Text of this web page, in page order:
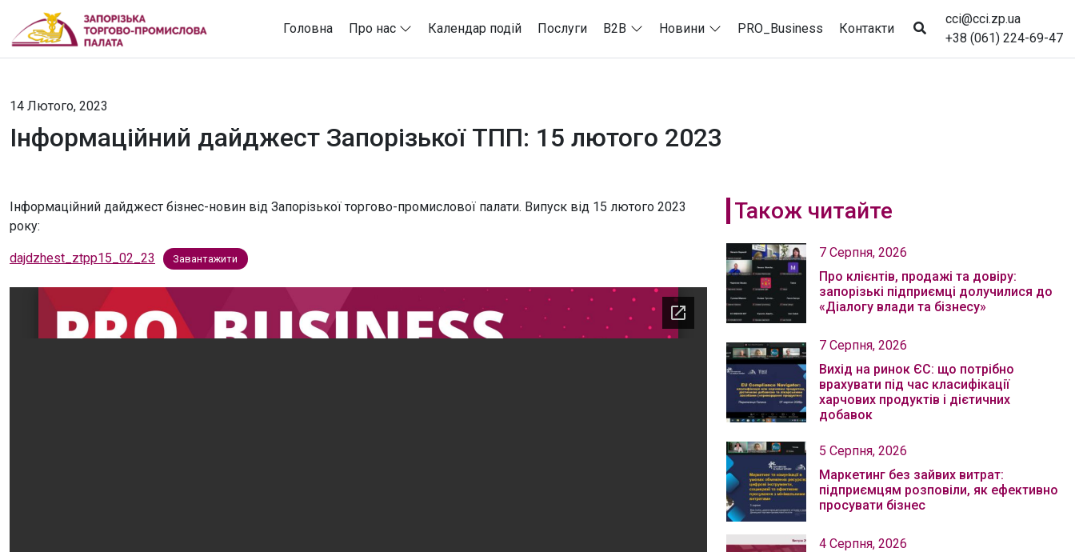
Головна Про нас Календар подій Послуги B2B Новини PRO_Business Контакти
cci@cci.zp.ua
+38 (061) 224-69-47
14 Лютого, 2023
Інформаційний дайджест Запорізької ТПП: 15 лютого 2023
Інформаційний дайджест бізнес-новин від Запорізької торгово-промислової палати. Випуск від 15 лютого 2023
року:
dajdzhest_ztpp15_02_23 Завантажити
Також читайте
7 Серпня, 2026
Про клієнтів, продажі та довіру:
запорізькі підприємці долучилися до
«Діалогу влади та бізнесу»
7 Серпня, 2026
Вихід на ринок ЄС: що потрібно
врахувати під час класифікації
харчових продуктів і дієтичних
добавок
5 Серпня, 2026
Маркетинг без зайвих витрат:
підприємцям розповіли, як ефективно
просувати бізнес
4 Серпня, 2026